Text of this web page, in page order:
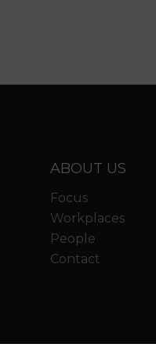
ABOUT US
Focus
Workplaces
People
Contact